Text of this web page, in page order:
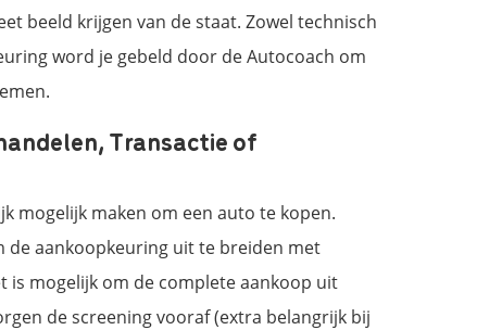
beeld krijgen van de staat. Zowel technisch
word je gebeld door de Autocoach om
Transactie of
mogelijk maken om een auto te kopen.
de aankoopkeuring uit te breiden met
is mogelijk om de complete aankoop uit
de screening vooraf (extra belangrijk bij